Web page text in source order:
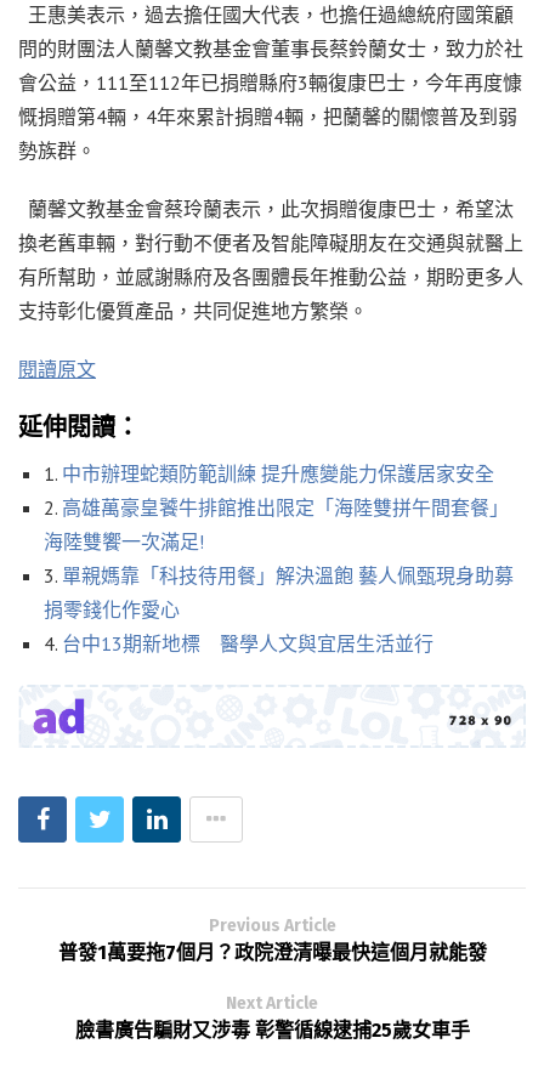
王惠美表示，過去擔任國大代表，也擔任過總統府國策顧
問的財團法人蘭馨文教基金會董事長蔡鈴蘭女士，致力於社
會公益，111至112年已捐贈縣府3輛復康巴士，今年再度慷
慨捐贈第4輛，4年來累計捐贈4輛，把蘭馨的關懷普及到弱
勢族群。
蘭馨文教基金會蔡玲蘭表示，此次捐贈復康巴士，希望汰
換老舊車輛，對行動不便者及智能障礙朋友在交通與就醫上
有所幫助，並感謝縣府及各團體長年推動公益，期盼更多人
支持彰化優質產品，共同促進地方繁榮。
閱讀原文
延伸閱讀：
1. 中市辦理蛇類防範訓練 提升應變能力保護居家安全
2. 高雄萬豪皇饕牛排館推出限定「海陸雙拼午間套餐」
海陸雙饗一次滿足!
3. 單親媽靠「科技待用餐」解決溫飽 藝人佩甄現身助募
捐零錢化作愛心
4. 台中13期新地標 醫學人文與宜居生活並行
Previous Article
普發1萬要拖7個月？政院澄清曝最快這個月就能發
Next Article
臉書廣告騙財又涉毒 彰警循線逮捕25歲女車手